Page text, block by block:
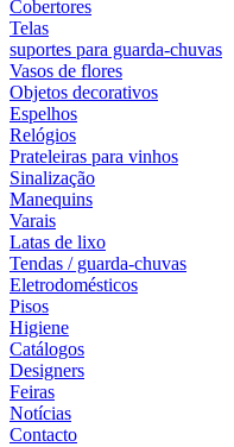
Cobertores
Telas
suportes para guarda-chuvas
Vasos de flores
Objetos decorativos
Espelhos
Relógios
Prateleiras para vinhos
Sinalização
Manequins
Varais
Latas de lixo
Tendas / guarda-chuvas
Eletrodomésticos
Pisos
Higiene
Catálogos
Designers
Feiras
Notícias
Contacto